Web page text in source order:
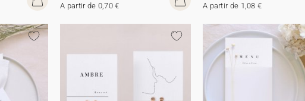
A partir de 0,70 € A partir de 1,08 €